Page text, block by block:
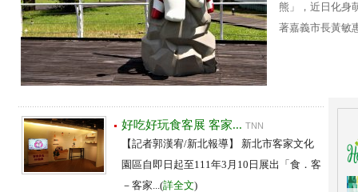
熊」，近日化身
著嘉義市長黃敏
好吃好玩食客展 客家... TNN
【記者郭漢宥/新北報導】 新北市客家文化
園區自即日起至111年3月10日展出「食．客
－客家...(詳全文)